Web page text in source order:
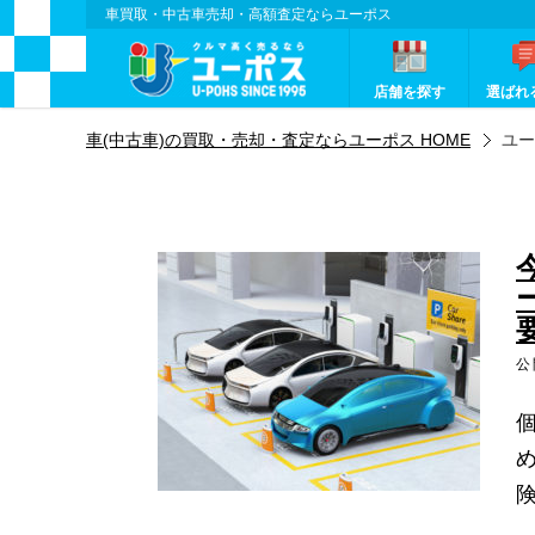
車買取・中古車売却・高額査定ならユーポス
店舗を探す 選ばれ
車(中古車)の買取・売却・査定ならユーポス HOME ユ